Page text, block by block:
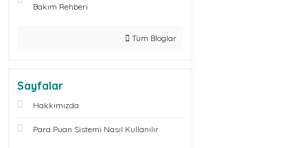
Bakım Rehberi
Tüm Bloglar
Sayfalar
Hakkımızda
Para Puan Sistemi Nasıl Kullanılır